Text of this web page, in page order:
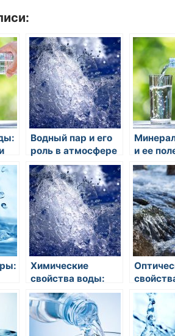
Водный пар и его
роль в атмосфере
и ее
Химические
свойства воды:
растворимость и
реакции
явления,